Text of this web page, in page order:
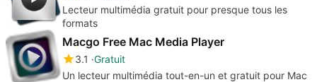
Lecteur multimédia gratuit pour presque tous les
formats
Macgo Free Mac Media Player
3.1 Gratuit
Un lecteur multimédia tout-en-un et gratuit pour Mac